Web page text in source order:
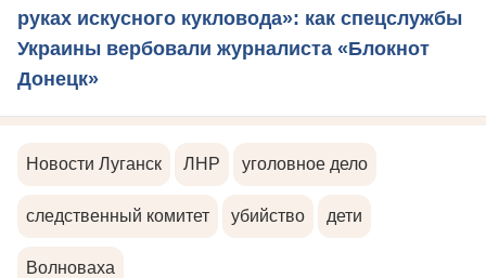
руках искусного кукловода»: как спецслужбы
Украины вербовали журналиста «Блокнот
Донецк»
Новости Луганск ЛНР уголовное дело
следственный комитет убийство дети
Волноваха